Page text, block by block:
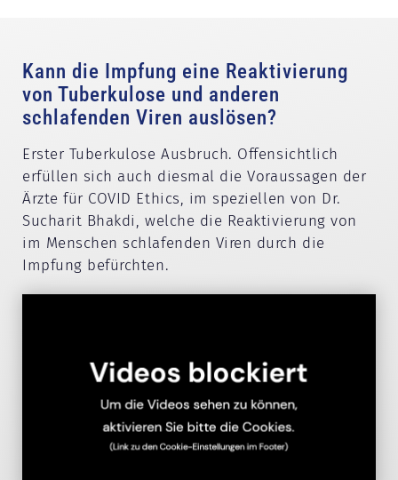
Kann die Impfung eine Reaktivierung
von Tuberkulose und anderen
schlafenden Viren auslösen?
Erster Tuberkulose Ausbruch. Offensichtlich
erfüllen sich auch diesmal die Voraussagen der
Ärzte für COVID Ethics, im speziellen von Dr.
Sucharit Bhakdi, welche die Reaktivierung von
im Menschen schlafenden Viren durch die
Impfung befürchten.